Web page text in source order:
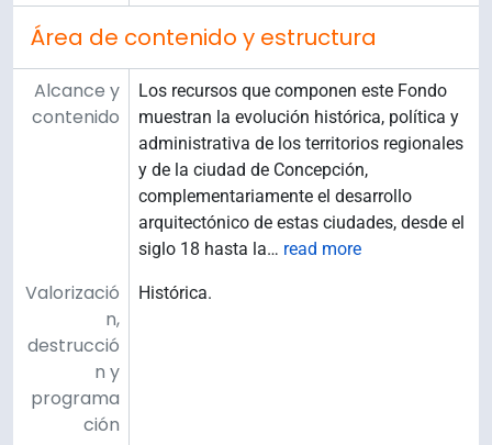
Área de contenido y estructura
Alcance y
contenido
Los recursos que componen este Fondo
muestran la evolución histórica, política y
administrativa de los territorios regionales
y de la ciudad de Concepción,
complementariamente el desarrollo
arquitectónico de estas ciudades, desde el
siglo 18 hasta la… read more
Valorizació
n,
destrucció
n y
programa
ción
Histórica.